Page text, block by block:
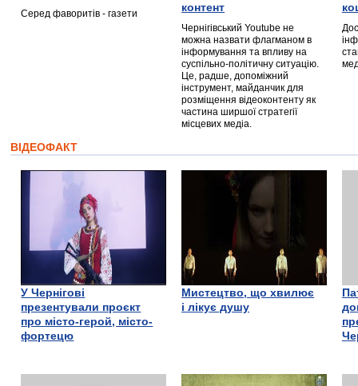
Серед фаворитів - газети
контент
Чернігівський Youtube не
можна назвати флагманом в
інформування та впливу на
суспільно-політичну ситуацію.
Це, радше, допоміжний
інструмент, майданчик для
розміщення відеоконтенту як
частина ширшої стратегії
місцевих медіа.
ВІДЕОФАКТ
У Чернігові
презентували проєкт
про місто-герой, місто-
фортецю
Мистецтво, що хвилює
і лікує душу